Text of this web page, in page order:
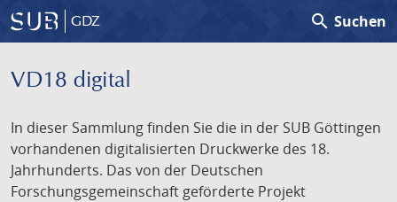
GDZ search Suchen
VD18 digital
In dieser Sammlung finden Sie die in der SUB Göttingen
vorhandenen digitalisierten Druckwerke des 18.
Jahrhunderts. Das von der Deutschen
Forschungsgemeinschaft geförderte Projekt